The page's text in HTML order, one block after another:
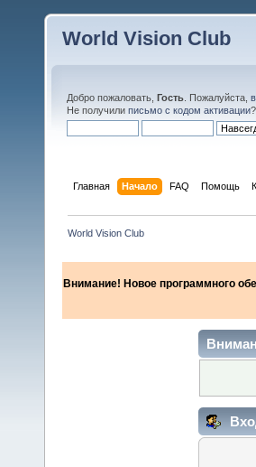
World Vision Club
Добро пожаловать, Гость . Пожалуйста,
Не получили письмо с кодом активации?
Главная Начало FAQ Помощь
World Vision Club
Внимание! Новое программного